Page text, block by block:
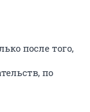
после того,
по